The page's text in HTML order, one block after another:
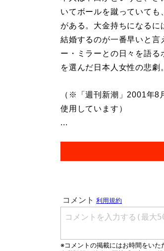
いてボールを蹴っていても
がある。大金持ちになるに
結婚するのが一番早いと
ー・ミラーとの日々を語る
を選んだ日本人女性の悲劇。
（※「週刊新潮」2001年8
使用しています）
...